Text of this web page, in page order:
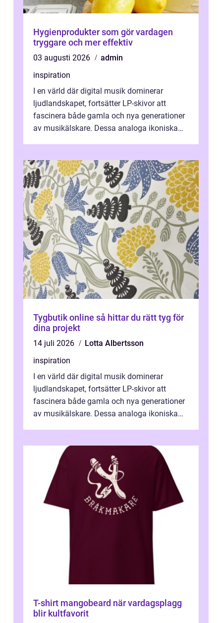
Hygienprodukter som gör vardagen
tryggare och mer effektiv
03 augusti 2026
admin
inspiration
I en värld där digital musik dominerar
ljudlandskapet, fortsätter LP-skivor att
fascinera både gamla och nya generationer
av musikälskare. Dessa analoga ikoniska
Tygbutik online så hittar du rätt tyg för
dina projekt
14 juli 2026
Lotta Albertsson
inspiration
I en värld där digital musik dominerar
ljudlandskapet, fortsätter LP-skivor att
fascinera både gamla och nya generationer
av musikälskare. Dessa analoga ikoniska
T-shirt mangobeard när vardagsplagg
blir kultfavorit